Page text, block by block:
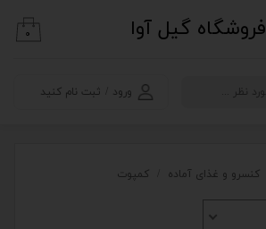
​فروشگاه گیل آوا
ورود ثبت نام کنید
۰
کنسرو و غذای آماده کمپوت